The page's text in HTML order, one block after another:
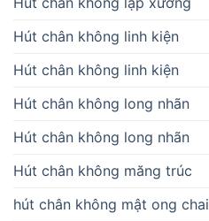
Hút chân không linh kiện
Hút chân không linh kiện
Hút chân không long nhãn
Hút chân không long nhãn
Hút chân không măng trúc
hút chân không mật ong chai